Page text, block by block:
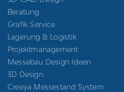
Beratung
Grafik Service
Lagerung & Logistik
Projektmanagement
Messebau Design Ideen
3D Design
Creeya Messestand System